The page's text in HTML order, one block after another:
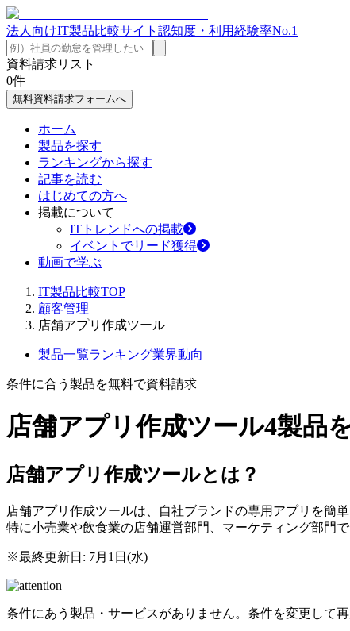
法人向けIT製品比較サイト 認知度・利用経験率No.1
資料請求リスト
0件
無料資料請求フォームへ
ホーム
製品を探す
ランキングから探す
記事を読む
はじめての方へ
掲載について
ITトレンドへの掲載
イベントでリード獲得
動画で学ぶ
IT製品比較TOP
顧客管理
店舗アプリ作成ツール
製品一覧ランキング業界動向
条件に合う製品を無料で資料請求
店舗アプリ作成ツール4製品
店舗アプリ作成ツールとは？
店舗アプリ作成ツールは、自社ブランドの専用アプリを簡
特に小売業や飲食業の店舗運営部門、マーケティング部門
※最終更新日: 7月1日(水)
条件にあう製品・サービスがありません。条件を変更して再